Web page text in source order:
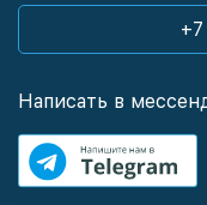
Написать в